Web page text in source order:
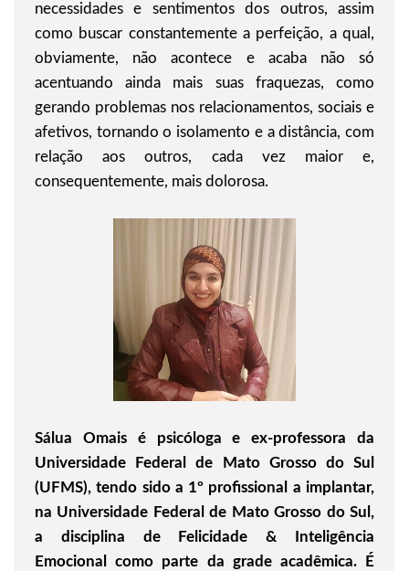
necessidades e sentimentos dos outros, assim
como buscar constantemente a perfeição, a qual,
obviamente, não acontece e acaba não só
acentuando ainda mais suas fraquezas, como
gerando problemas nos relacionamentos, sociais e
afetivos, tornando o isolamento e a distância, com
relação aos outros, cada vez maior e,
consequentemente, mais dolorosa.
Sálua Omais é psicóloga e ex-professora da
Universidade Federal de Mato Grosso do Sul
(UFMS), tendo sido a 1º profissional a implantar,
na Universidade Federal de Mato Grosso do Sul,
a disciplina de Felicidade & Inteligência
Emocional como parte da grade acadêmica. É